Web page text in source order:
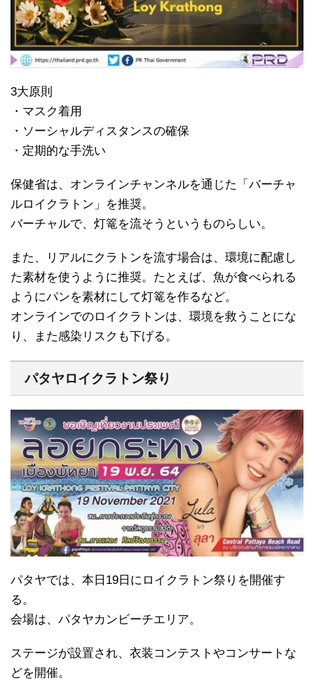
3大原則
・マスク着用
・ソーシャルディスタンスの確保
・定期的な手洗い
保健省は、オンラインチャンネルを通じた「バーチャ
ルロイクラトン」を推奨。
バーチャルで、灯篭を流そうというものらしい。
また、リアルにクラトンを流す場合は、環境に配慮し
た素材を使うように推奨。たとえば、魚が食べられる
ようにパンを素材にして灯篭を作るなど。
オンラインでのロイクラトンは、環境を救うことにな
り、また感染リスクも下げる。
パタヤロイクラトン祭り
パタヤでは、本日19日にロイクラトン祭りを開催す
る。
会場は、パタヤカンビーチエリア。
ステージが設置され、衣装コンテストやコンサートな
どを開催。